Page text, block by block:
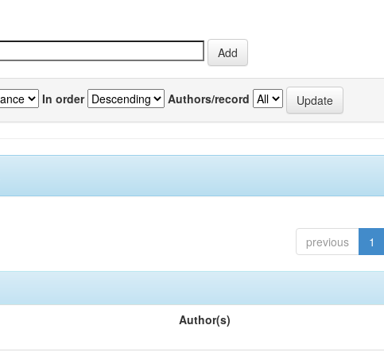
In order Authors/record
previous 1
Author(s)